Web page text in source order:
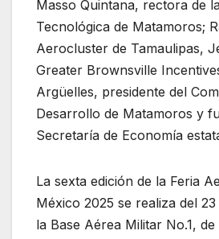
Masso Quintana, rectora de
Tecnológica de Matamoros;
Aerocluster de Tamaulipas,
Greater Brownsville
Argüelles, presidente del
Desarrollo de Matamoros y
Secretaría de Economía
La sexta edición de la Feria
México 2025 se realiza del
la Base Aérea Militar No.1,